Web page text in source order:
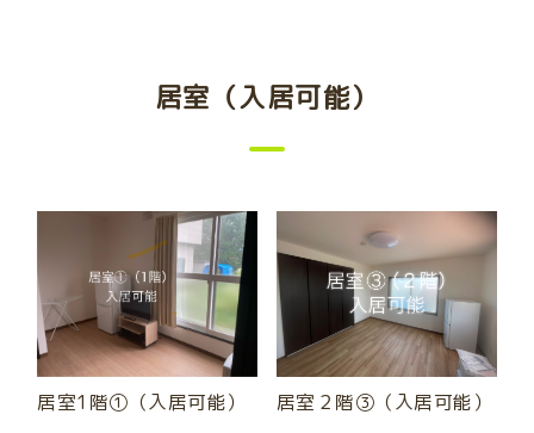
居室（入居可能）
居室1階①（入居可能） 居室２階③（入居可能）